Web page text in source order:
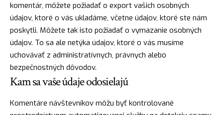
komentár, môžete požiadať o export vašich osobných
údajov, ktoré o vás ukladáme, včetne údajov, ktoré ste nám
poskytli. Môžete tak isto požiadať o vymazanie osobných
údajov. To sa ale netýka údajov, ktoré o vás musíme
uchovávať z administratívnych, právnych alebo
bezpečnostných dôvodov.
Kam sa vaše údaje odosielajú
Komentáre návštevníkov môžu byť kontrolované